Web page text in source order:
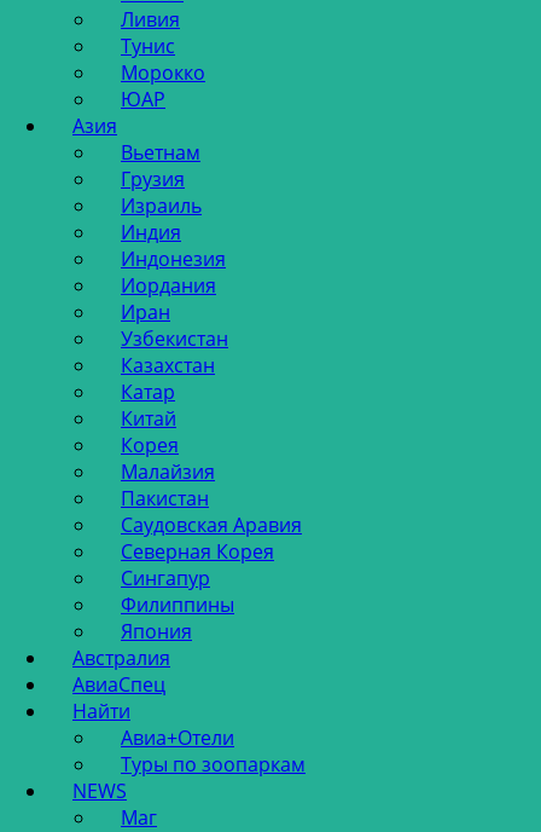
Ливия
Тунис
Морокко
ЮАР
Азия
Вьетнам
Грузия
Израиль
Индия
Индонезия
Иордания
Иран
Узбекистан
Казахстан
Катар
Китай
Корея
Малайзия
Пакистан
Саудовская Аравия
Северная Корея
Сингапур
Филиппины
Япония
Австралия
АвиаСпец
Найти
Авиа+Отели
Туры по зоопаркам
NEWS
Маг